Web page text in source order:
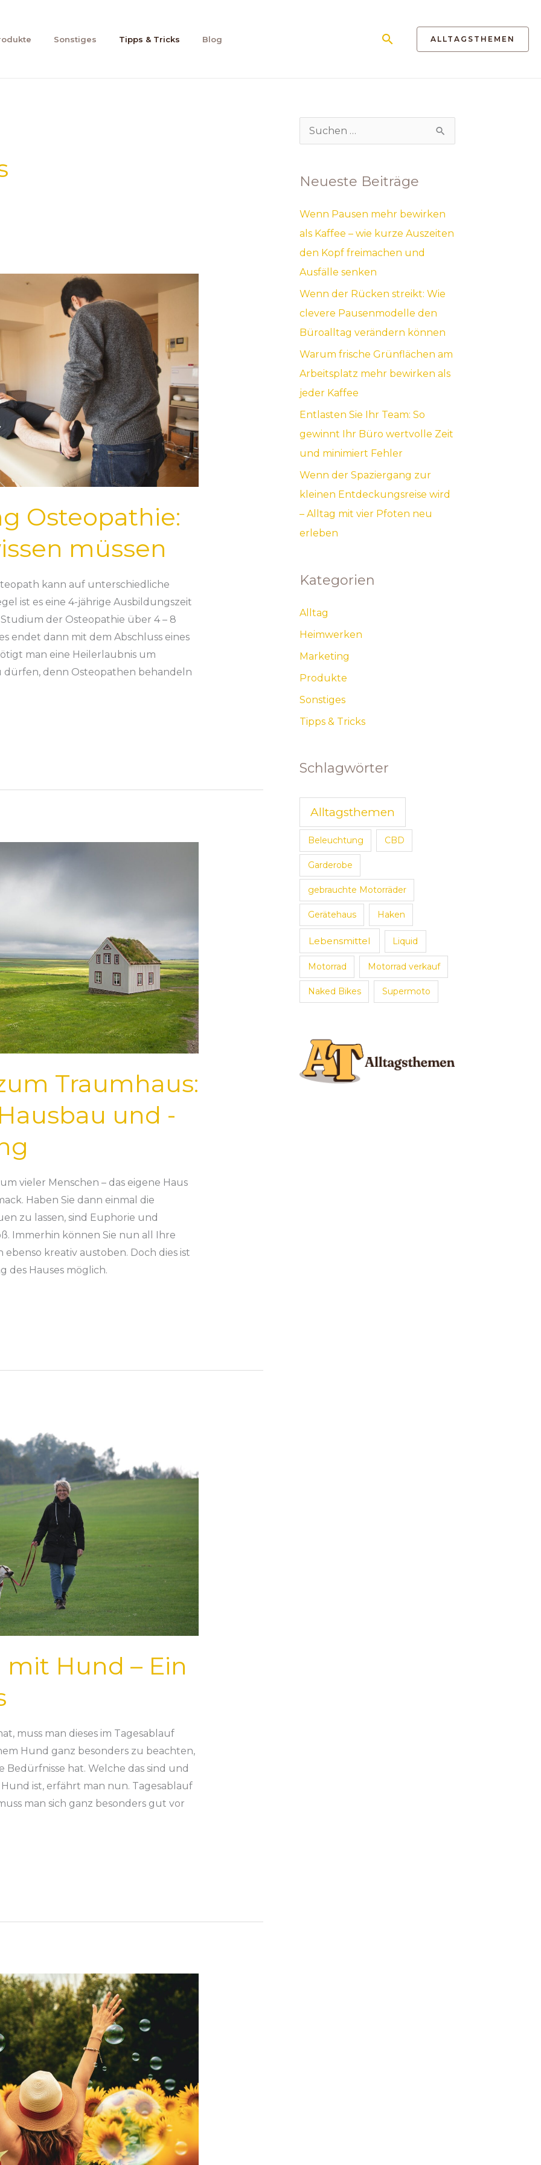
Sonstiges Tipps & Tricks Blog SuchenALLTAGSTHEMEN
Osteopathie:
müssen
kann auf unterschiedliche
ist es eine 4-jährige Ausbildungszeit
der Osteopathie über 4 – 8
endet dann mit dem Abschluss eines
man eine Heilerlaubnis um
dürfen, denn Osteopathen behandeln
Traumhaus:
und -
vieler Menschen – das eigene Haus
Haben Sie dann einmal die
zu lassen, sind Euphorie und
Immerhin können Sie nun all Ihre
kreativ austoben. Doch dies ist
des Hauses möglich.
Hund – Ein
muss man dieses im Tagesablauf
Hund ganz besonders zu beachten,
Bedürfnisse hat. Welche das sind und
ist, erfährt man nun. Tagesablauf
man sich ganz besonders gut vor
e
n
n
a
c
:
Neueste Beiträge
Wenn Pausen mehr bewirken
als Kaffee – wie kurze Auszeiten
den Kopf freimachen und
Ausfälle senken
Wenn der Rücken streikt: Wie
clevere Pausenmodelle den
Büroalltag verändern können
Warum frische Grünflächen am
Arbeitsplatz mehr bewirken als
jeder Kaffee
Entlasten Sie Ihr Team: So
gewinnt Ihr Büro wertvolle Zeit
und minimiert Fehler
Wenn der Spaziergang zur
kleinen Entdeckungsreise wird
– Alltag mit vier Pfoten neu
erleben
Kategorien
Alltag
Heimwerken
Marketing
Produkte
Sonstiges
Tipps & Tricks
Schlagwörter
Alltagsthemen
Beleuchtung CBD
Garderobe
gebrauchte Motorräder
Gerätehaus Haken
Lebensmittel Liquid
Motorrad Motorrad verkauf
Naked Bikes Supermoto